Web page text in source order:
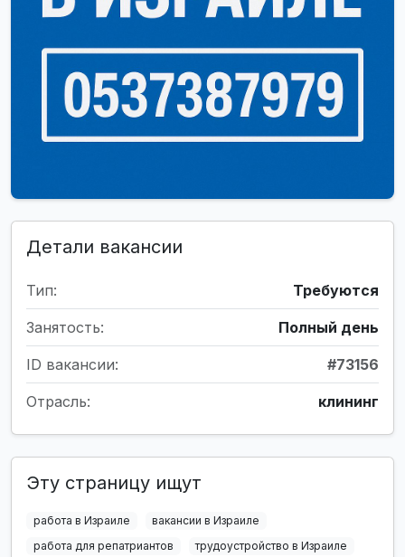
Детали вакансии
Тип: Требуются
Занятость: Полный день
ID вакансии: #73156
Отрасль: клининг
Эту страницу ищут
работа в Израиле
вакансии в Израиле
работа для репатриантов
трудоустройство в Израиле